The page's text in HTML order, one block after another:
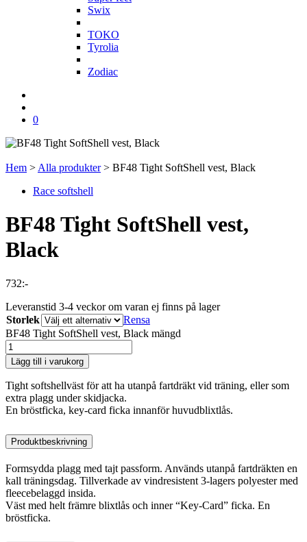
Swix
TOKO
Tyrolia
Zodiac
0
Hem > Alla produkter> BF48 Tight SoftShell vest, Black
Race softshell
BF48 Tight SoftShell vest,
Black
732:-
Leveranstid 3-4 veckor om varan ej finns på lager
Storlek
Rensa
BF48 Tight SoftShell vest, Black mängd
Lägg till i varukorg
Tight softshellväst för att ha utanpå fartdräkt vid träning, eller som
extra plagg under skidjacka.
En bröstficka, key-card ficka innanför huvudblixtlås.
Produktbeskrivning
Formsydda plagg med tajt passform. Används utanpå fartdräkten en
kall träningsdag. Tillverkade av vindresistent 3-lagers polyester med
fleecebelaggd insida.
Väst med helt främre blixtlås och inner “Key-Card” ficka. En
bröstficka.